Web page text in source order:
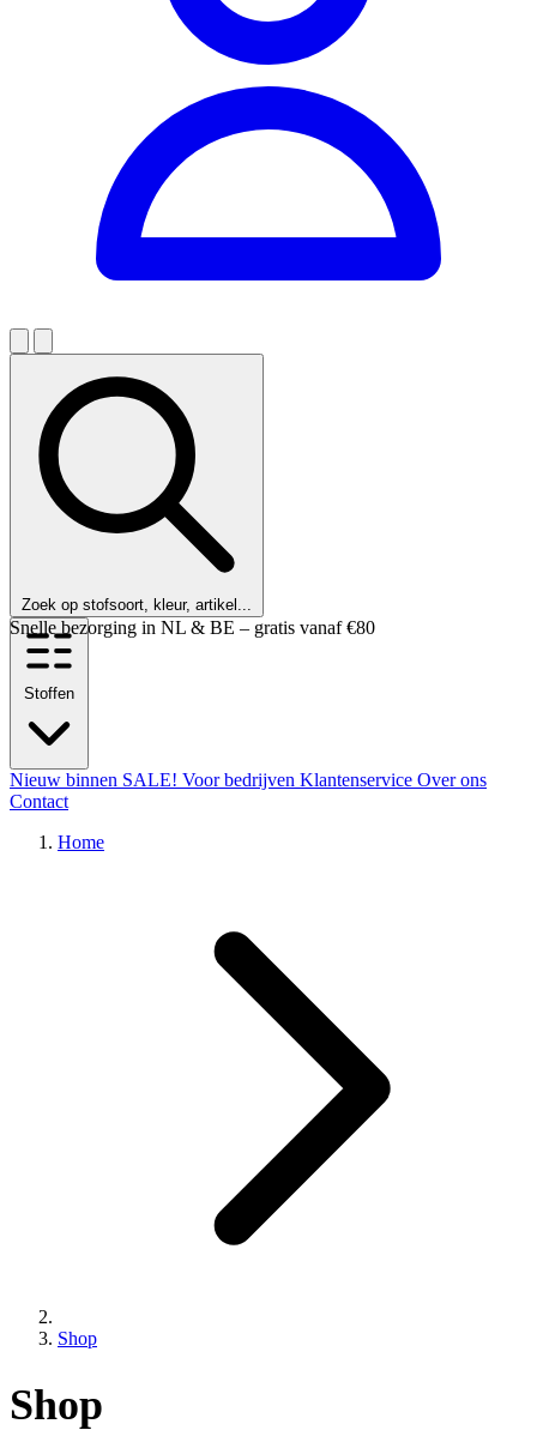
Zoek op stofsoort, kleur, artikel...
Klanten beoordelen ons met een 9,6!
Stoffen
Nieuw binnen SALE! Voor bedrijven Klantenservice Over ons
Contact
Home
Shop
Shop